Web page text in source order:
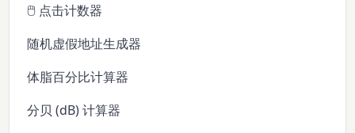
🖱️ 点击计数器
随机虚假地址生成器
体脂百分比计算器
分贝 (dB) 计算器